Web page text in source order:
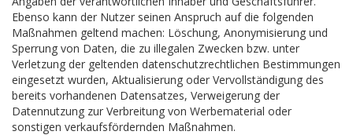
Ebenso kann der Nutzer seinen Anspruch auf die folgenden
Maßnahmen geltend machen: Löschung, Anonymisierung und
Sperrung von Daten, die zu illegalen Zwecken bzw. unter
Verletzung der geltenden datenschutzrechtlichen Bestimmungen
eingesetzt wurden, Aktualisierung oder Vervollständigung des
bereits vorhandenen Datensatzes, Verweigerung der
Datennutzung zur Verbreitung von Werbematerial oder
sonstigen verkaufsfördernden Maßnahmen.